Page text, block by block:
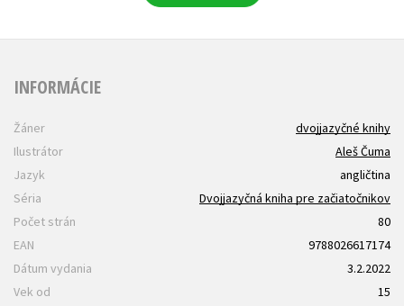
INFORMÁCIE
Žáner
dvojjazyčné knihy
Ilustrátor
Aleš Čuma
Jazyk
angličtina
Séria
Dvojjazyčná kniha pre začiatočnikov
Počet strán
80
EAN
9788026617174
Dátum vydania
3.2.2022
Vek od
15